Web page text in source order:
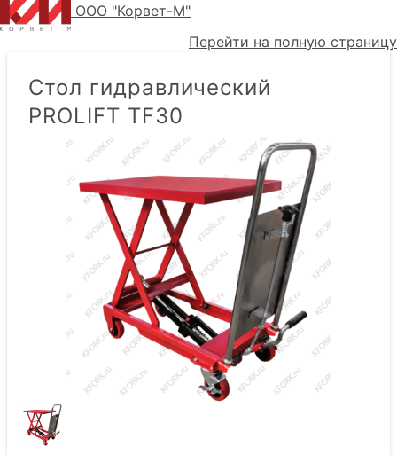
ООО "Корвет-М"
Перейти на полную страницу
Стол гидравлический
PROLIFT TF30